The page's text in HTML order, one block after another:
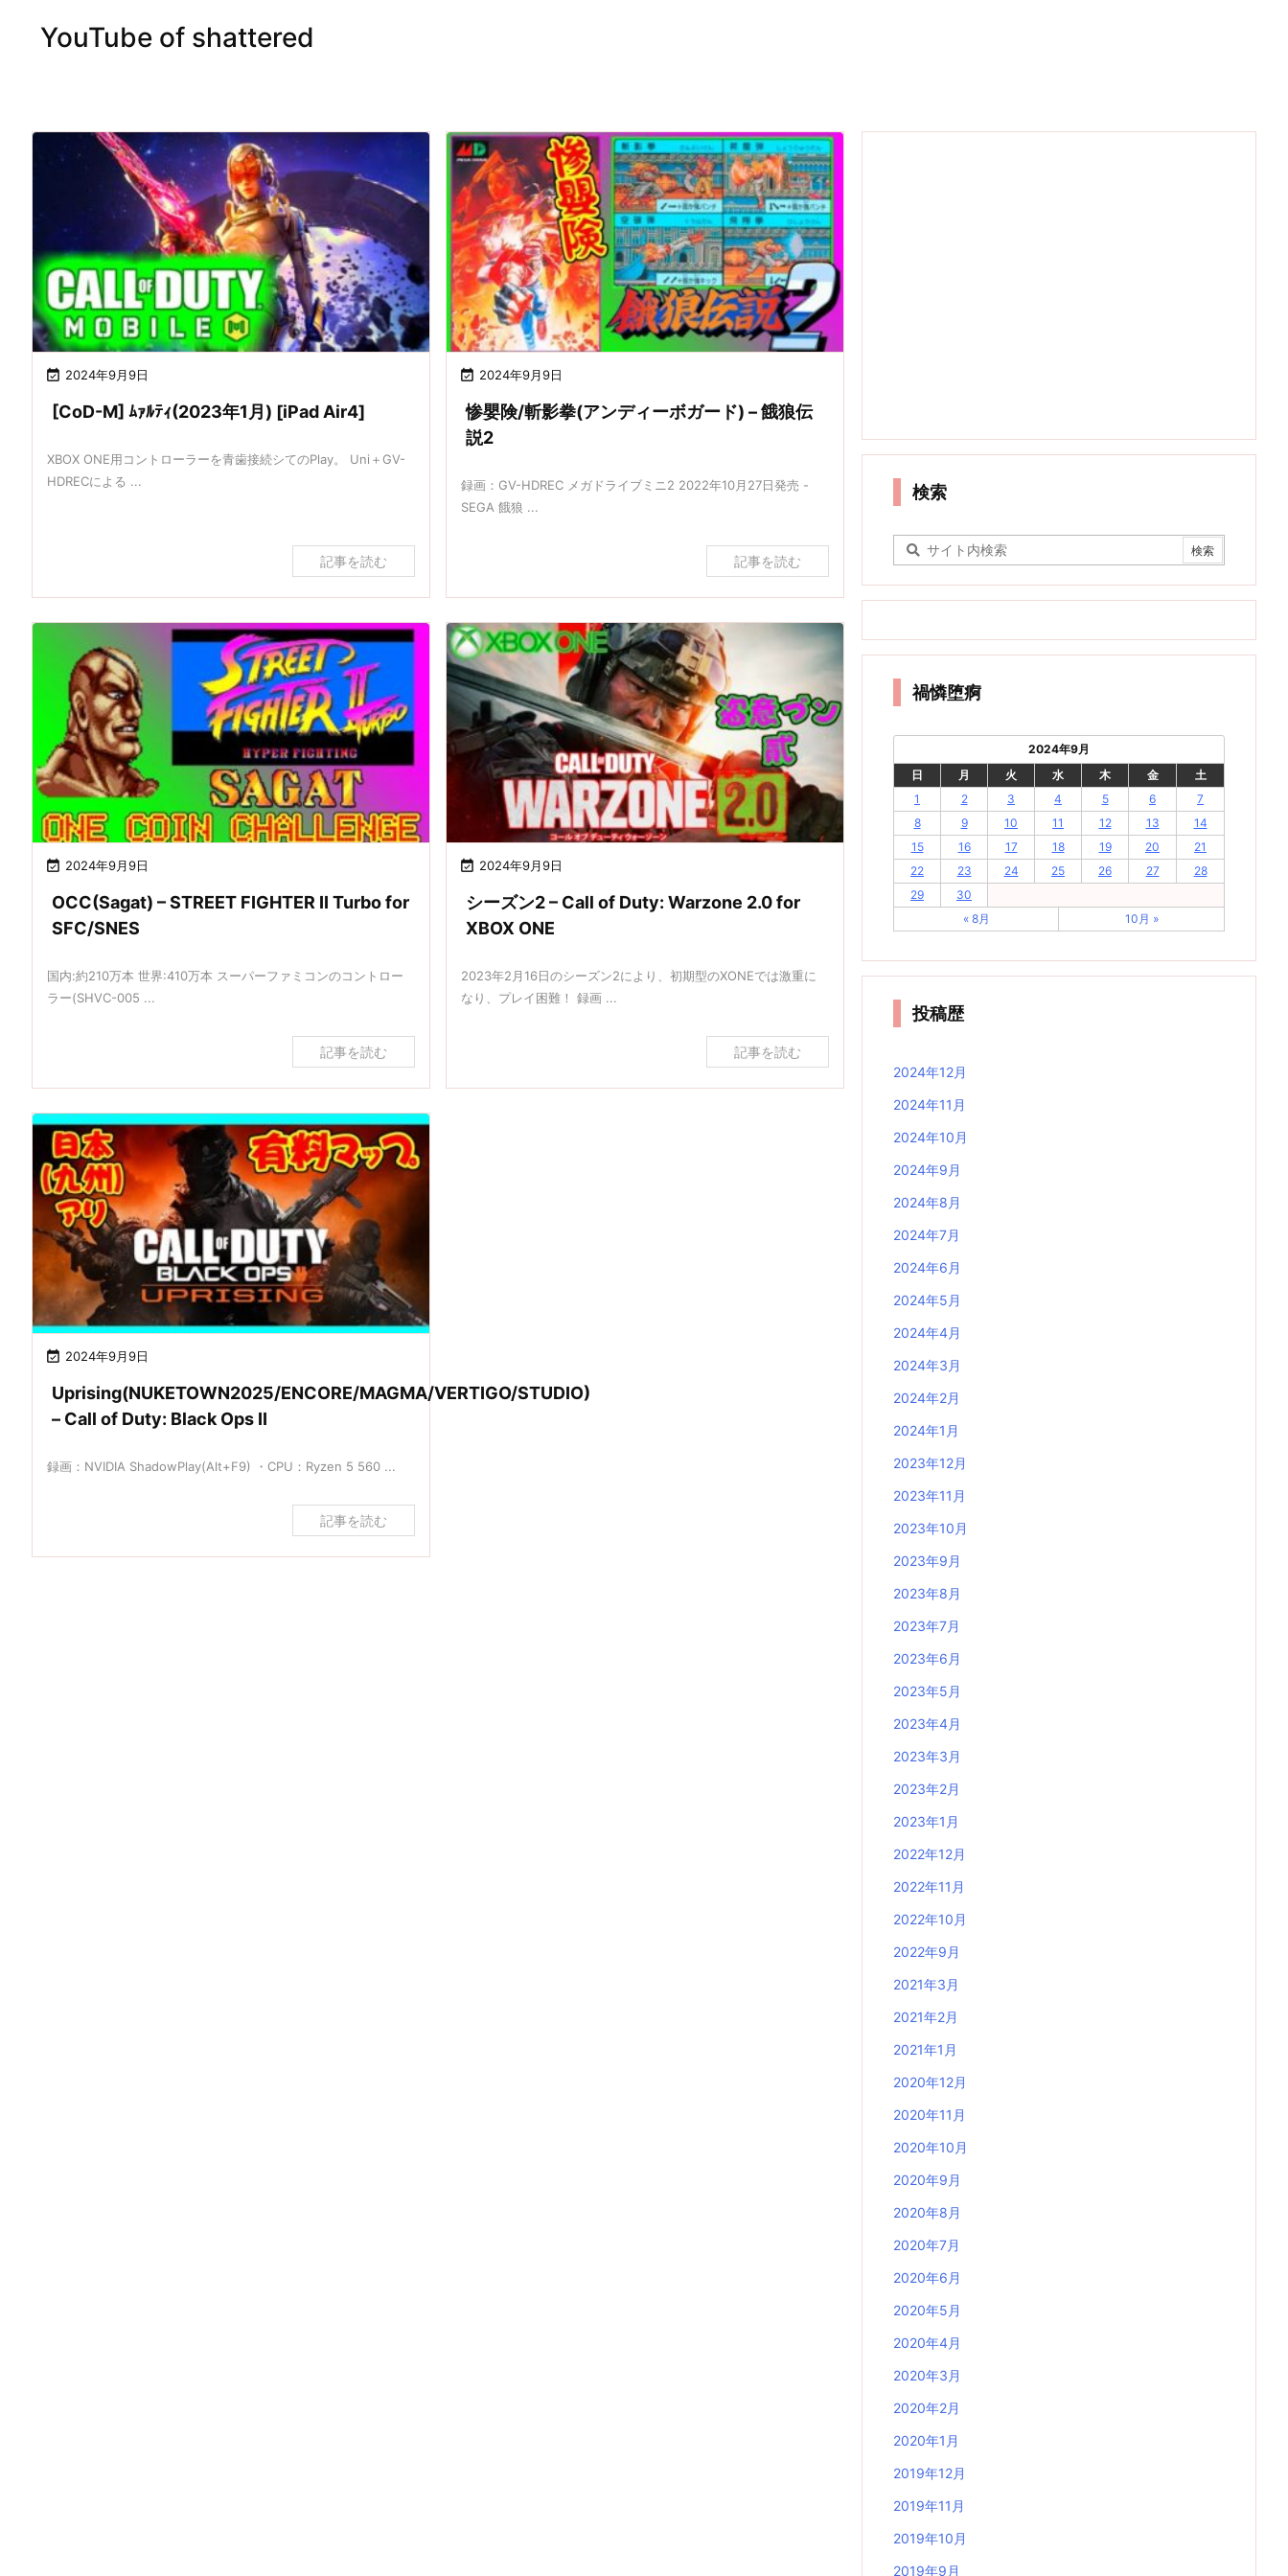
YouTube of shattered
 2024年9月9日
[CoD-M] ﾑｧﾙﾃｨ(2023年1月) [iPad Air4]
XBOX ONE用コントローラーを青歯接続シてのPlay。 Uni＋GV-
HDRECによる ...
記事を読む
 2024年9月9日
惨嬰険/斬影拳(アンディーボガード) – 餓狼伝
説2
録画：GV-HDREC メガドライブミニ2 2022年10月27日発売 -
SEGA 餓狼 ...
記事を読む
 2024年9月9日
OCC(Sagat) – STREET FIGHTER II Turbo for
SFC/SNES
国内:約210万本 世界:410万本 スーパーファミコンのコントロー
ラー(SHVC-005 ...
記事を読む
 2024年9月9日
シーズン2 – Call of Duty: Warzone 2.0 for
XBOX ONE
2023年2月16日のシーズン2により、初期型のXONEでは激重に
なり、プレイ困難！ 録画 ...
記事を読む
 2024年9月9日
Uprising(NUKETOWN2025/ENCORE/MAGMA/VERTIGO/STUDIO)
– Call of Duty: Black Ops II
録画：NVIDIA ShadowPlay(Alt+F9) ・CPU：Ryzen 5 560 ...
記事を読む
検索
禍憐堕痾
2024年9月
日
月 火 水 木 金
土
1
2 3 4 5 6
7
8
9 10 11 12 13
14
15
16 17 18 19 20
21
22
23 24 25 26 27
28
29
30
« 8月
10月 »
投稿歴
2024年12月
2024年11月
2024年10月
2024年9月
2024年8月
2024年7月
2024年6月
2024年5月
2024年4月
2024年3月
2024年2月
2024年1月
2023年12月
2023年11月
2023年10月
2023年9月
2023年8月
2023年7月
2023年6月
2023年5月
2023年4月
2023年3月
2023年2月
2023年1月
2022年12月
2022年11月
2022年10月
2022年9月
2021年3月
2021年2月
2021年1月
2020年12月
2020年11月
2020年10月
2020年9月
2020年8月
2020年7月
2020年6月
2020年5月
2020年4月
2020年3月
2020年2月
2020年1月
2019年12月
2019年11月
2019年10月
2019年9月